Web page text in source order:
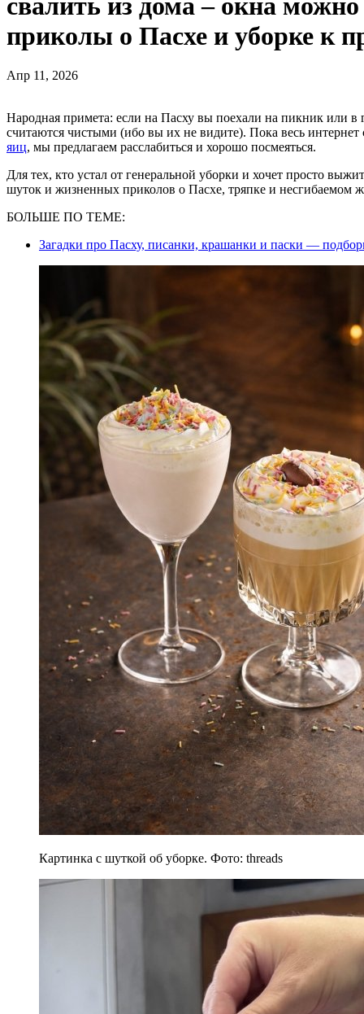
приколы о Пасхе и уборке к
Апр 11, 2026
Народная примета: если на Пасху вы поехали на пикник или в гости, то окна в вашей квартире автоматически
считаются чистыми (ибо вы их не видите). Пока весь интернет
яиц, мы предлагаем расслабиться и хорошо посмеяться.
Для тех, кто устал от генеральной уборки и хочет просто
шуток и жизненных приколов о Пасхе, тряпке и несгибаемом
БОЛЬШЕ ПО ТЕМЕ:
Загадки про Пасху, писанки, крашанки и паски —
Картинка с шуткой об уборке. Фото: threads